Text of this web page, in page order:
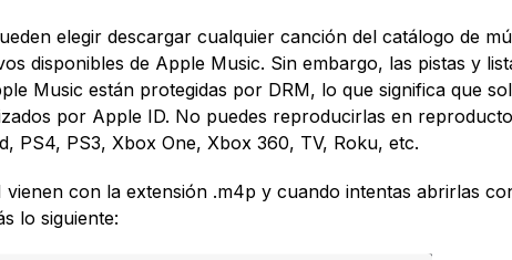
elegir descargar cualquier canción del catálogo de
disponibles de Apple Music. Sin embargo, las pistas y
Music están protegidas por DRM, lo que significa que
por Apple ID. No puedes reproducirlas en
PS4, PS3, Xbox One, Xbox 360, TV, Roku, etc.
vienen con la extensión .m4p y cuando intentas abrirlas
lo siguiente: